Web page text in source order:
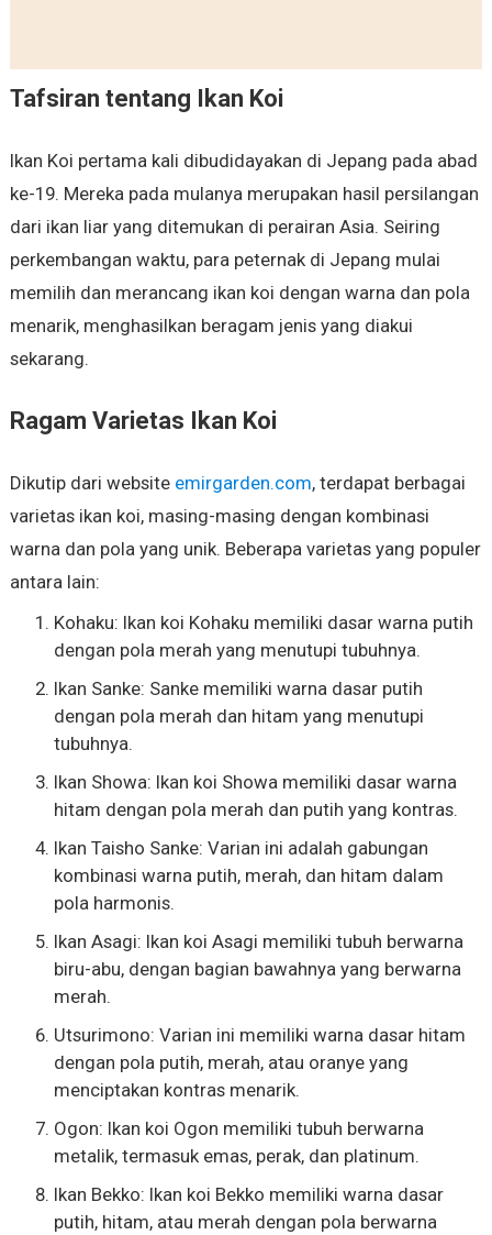
Tafsiran tentang Ikan Koi
Ikan Koi pertama kali dibudidayakan di Jepang pada abad
ke-19. Mereka pada mulanya merupakan hasil persilangan
dari ikan liar yang ditemukan di perairan Asia. Seiring
perkembangan waktu, para peternak di Jepang mulai
memilih dan merancang ikan koi dengan warna dan pola
menarik, menghasilkan beragam jenis yang diakui
sekarang.
Ragam Varietas Ikan Koi
Dikutip dari website emirgarden.com, terdapat berbagai
varietas ikan koi, masing-masing dengan kombinasi
warna dan pola yang unik. Beberapa varietas yang populer
antara lain:
Kohaku: Ikan koi Kohaku memiliki dasar warna putih
dengan pola merah yang menutupi tubuhnya.
Ikan Sanke: Sanke memiliki warna dasar putih
dengan pola merah dan hitam yang menutupi
tubuhnya.
Ikan Showa: Ikan koi Showa memiliki dasar warna
hitam dengan pola merah dan putih yang kontras.
Ikan Taisho Sanke: Varian ini adalah gabungan
kombinasi warna putih, merah, dan hitam dalam
pola harmonis.
Ikan Asagi: Ikan koi Asagi memiliki tubuh berwarna
biru-abu, dengan bagian bawahnya yang berwarna
merah.
Utsurimono: Varian ini memiliki warna dasar hitam
dengan pola putih, merah, atau oranye yang
menciptakan kontras menarik.
Ogon: Ikan koi Ogon memiliki tubuh berwarna
metalik, termasuk emas, perak, dan platinum.
Ikan Bekko: Ikan koi Bekko memiliki warna dasar
putih, hitam, atau merah dengan pola berwarna